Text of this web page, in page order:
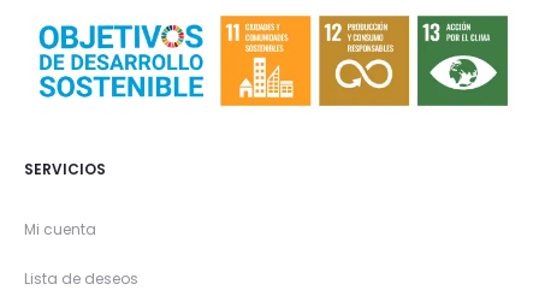
SERVICIOS
Mi cuenta
Lista de deseos